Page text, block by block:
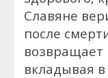
Славяне
после
вкладывая